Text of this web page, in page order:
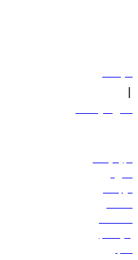
سياساتنا
|
الشروط والأحكام
حجز الرحلات
العروض
الوجهات
الأمتعة
المساعدة
إدارة الحجز
الأخبار